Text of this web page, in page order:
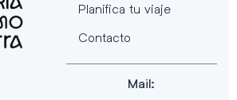
Planifica tu viaje
Contacto
Mail: